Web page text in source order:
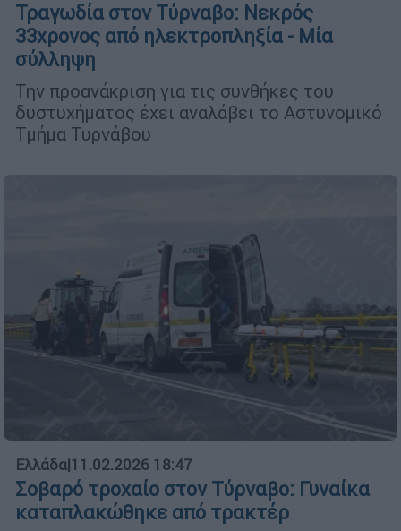
Τραγωδία στον Τύρναβο: Νεκρός
33χρονος από ηλεκτροπληξία - Μία
σύλληψη
Την προανάκριση για τις συνθήκες του
δυστυχήματος έχει αναλάβει το Αστυνομικό
Τμήμα Τυρνάβου
Ελλάδα|11.02.2026 18:47
Σοβαρό τροχαίο στον Τύρναβο: Γυναίκα
καταπλακώθηκε από τρακτέρ